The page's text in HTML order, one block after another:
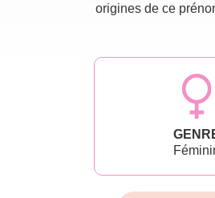
origines de ce